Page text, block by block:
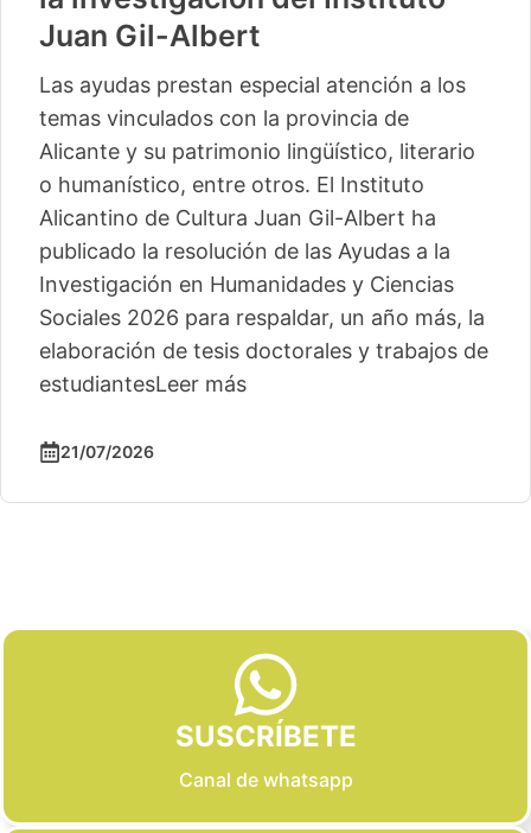
Juan Gil-Albert
Las ayudas prestan especial atención a los
temas vinculados con la provincia de
Alicante y su patrimonio lingüístico, literario
o humanístico, entre otros. El Instituto
Alicantino de Cultura Juan Gil-Albert ha
publicado la resolución de las Ayudas a la
Investigación en Humanidades y Ciencias
Sociales 2026 para respaldar, un año más, la
elaboración de tesis doctorales y trabajos de
estudiantesLeer más
21/07/2026
SUSCRÍBETE
Canal de whatsapp